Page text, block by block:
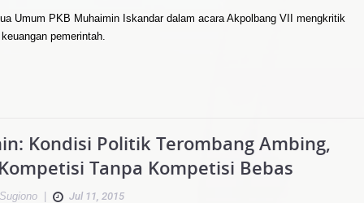
Umum PKB Muhaimin Iskandar dalam acara Akpolbang VII mengkritik
pemerintah.
Kondisi Politik Terombang Ambing,
Tanpa Kompetisi Bebas
Jul 11, 2015